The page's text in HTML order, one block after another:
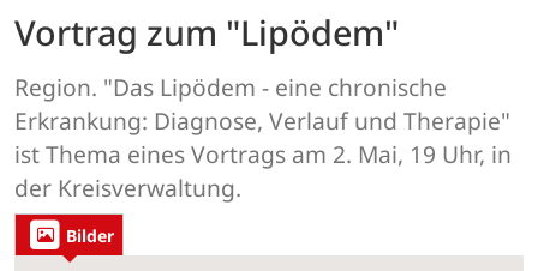
Vortrag zum "Lipödem"
Region. "Das Lipödem - eine chronische
Erkrankung: Diagnose, Verlauf und Therapie"
ist Thema eines Vortrags am 2. Mai, 19 Uhr, in
der Kreisverwaltung.
Bilder